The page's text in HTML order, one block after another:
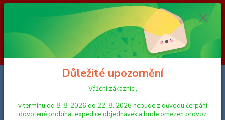
Vážení zákazníci, v termínu od 8. 8. 2026 do 23. 8. 2026 nebude z
důvodu čerpání dovolené probíhat expedice objednávek a bude omezen
provoz e-shopu HRACKYNABYTEK.CZ. Objednávky přijaté, nebo
uhrazené do čtvrtka 6. 8. 2026 budou expedovány v pátek 7. 8. 2026.
Objednávky přijaté, nebo uhrazené od pátku 7. 8. 2026 do neděle 23. 8.
2026 budou postupně expedovány od pondělí 24. 8. 2026. Děkujeme za
pochopení HRACKYNABYTEK.CZ
Menu
Důležité upozornění
Vážení zákazníci,
v termínu od 8. 8. 2026 do 22. 8. 2026 nebude z důvodu čerpání
dovolené probíhat expedice objednávek a bude omezen provoz